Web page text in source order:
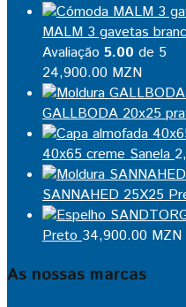
MALM 3 gavetas
Avaliação 5.00 de 5
24,900.00 MZN
GALLBODA 20x25
40x65 creme Sanela
SANNAHED 25X25
Preto 34,900.00 MZN
As nossas marcas